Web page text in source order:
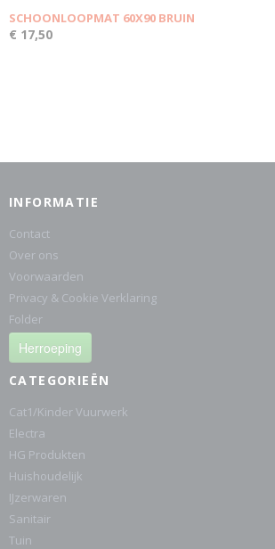
SCHOONLOOPMAT 60X90 BRUIN
€ 17,50
INFORMATIE
Contact
Over ons
Voorwaarden
Privacy & Cookie Verklaring
Folder
Herroeping
CATEGORIEËN
Cat1/Kinder Vuurwerk
Electra
HG Produkten
Huishoudelijk
IJzerwaren
Sanitair
Tuin